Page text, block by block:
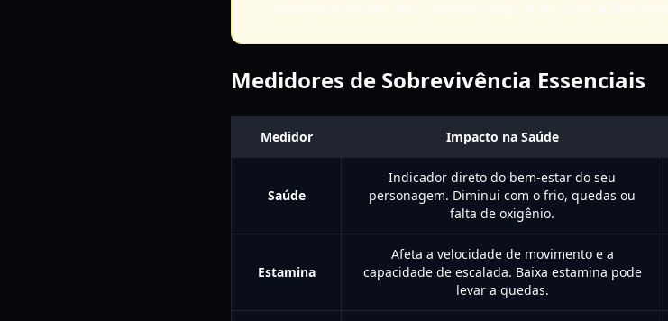
Medidores de Sobrevivência Essenciais
Medidor Impacto na Saúde
Saúde
Indicador direto do bem-estar do seu
personagem. Diminui com o frio, quedas ou
falta de oxigênio.
Estamina
Afeta a velocidade de movimento e a
capacidade de escalada. Baixa estamina pode
levar a quedas.